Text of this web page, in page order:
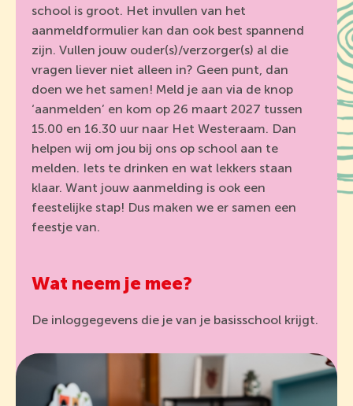
school is groot. Het invullen van het
aanmeldformulier kan dan ook best spannend
zijn. Vullen jouw ouder(s)/verzorger(s) al die
vragen liever niet alleen in? Geen punt, dan
doen we het samen! Meld je aan via de knop
‘aanmelden’ en kom op 26 maart 2027 tussen
15.00 en 16.30 uur naar Het Westeraam. Dan
helpen wij om jou bij ons op school aan te
melden. Iets te drinken en wat lekkers staan
klaar. Want jouw aanmelding is ook een
feestelijke stap! Dus maken we er samen een
feestje van.
Wat neem je mee?
De inloggegevens die je van je basisschool krijgt.